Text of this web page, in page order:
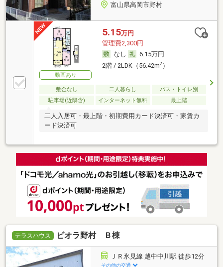
富山県高岡市野村
動画あり
5.15万円
管理費2,300円
なし
6.15万円
2階 / 2LDK（56.42m2）
敷金なし 二人暮らし
バス・トイレ別
駐車場(近隣含)
インターネット無料 最上階
二人入居可・最上階・初期費用カード決済可・家賃カ
ード決済可
テラスハウス ビオラ野村 Ｂ棟
ＪＲ氷見線 越中中川駅 徒歩12分
その他の交通